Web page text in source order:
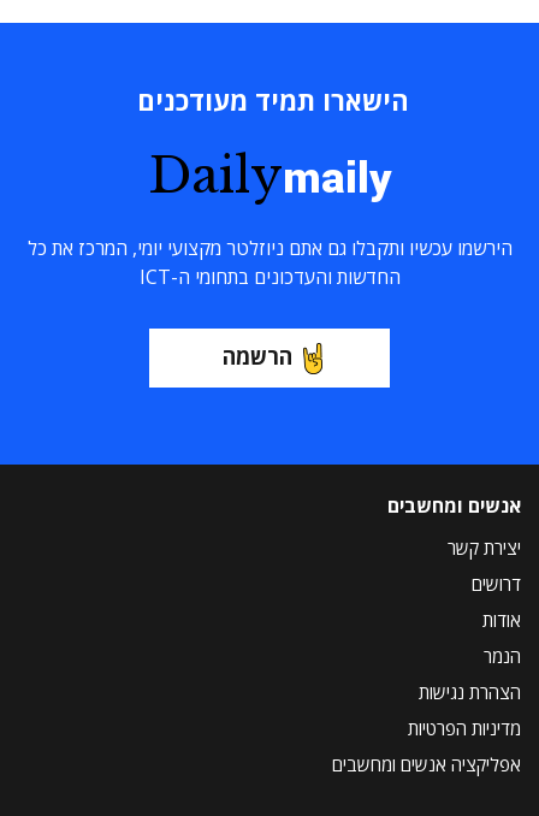
הישארו תמיד מעודכנים
Dailymaily
הירשמו עכשיו ותקבלו גם אתם ניוזלטר מקצועי יומי, המרכז את כל
החדשות והעדכונים בתחומי ה-ICT
הרשמה
אנשים ומחשבים
יצירת קשר
דרושים
אודות
הנמר
הצהרת נגישות
מדיניות הפרטיות
אפליקציה אנשים ומחשבים